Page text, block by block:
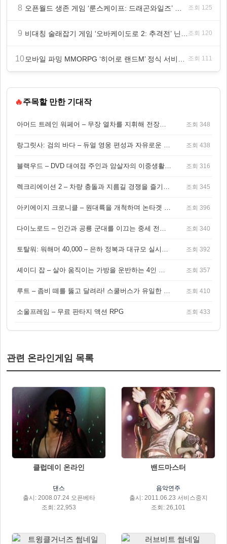
8 조회 125
9 조회 120
10 조회 111
🔥주목할 만한 기대작
아머드 트레인 워페어 – 무장 열차를 지휘해 전장을 돌파하는 생존 전투 게임 조회 348
랑그릿사: 검의 바다 – 듀얼 영웅 편성과 자유로운 탐험을 결합한 판타지 전략 RPG 조회 438
블랙우드 – DVD 대여점 주인과 암살자의 이중생활을 그린 3인칭 액션 스릴러 게임 조회 316
렉크리에이션 2 – 차량 충돌과 지름길 경쟁을 즐기는 오픈월드 아케이드 레이싱 게임 조회 345
아키에이지 크로니클 – 원대륙을 개척하며 논타겟 전투를 즐기는 오픈월드 MMORPG 조회 396
다이노로드 – 인간과 공룡 군대를 이끄는 중세 전략 액션 RPG 조회 340
토탈워: 워해머 40,000 – 은하 정복과 대규모 실시간 전투가 결합된 전략 게임! 조회 392
셰이디 잡 – 살아 움직이는 가방을 운반하는 4인 협동 물리 어드벤처 게임 조회 357
루트 – 좀비 떼를 뚫고 달려라! 스쿨버스가 유일한 집이 되는 4인 협동 생존 게임 조회 410
소울프레임 – 무료 판타지 액션 RPG 조회 433
관련 온라인게임 목록
클럽데이 온라인
댄스
출시: 2008.07.24 오픈베타
조회: 22,953
밴드마스터
음악연주
출시: 2011.06.23 서비스중지
조회: 26,101